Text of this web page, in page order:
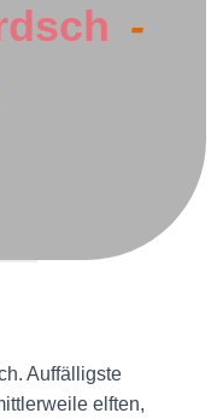
-
Auffälligste
elften,